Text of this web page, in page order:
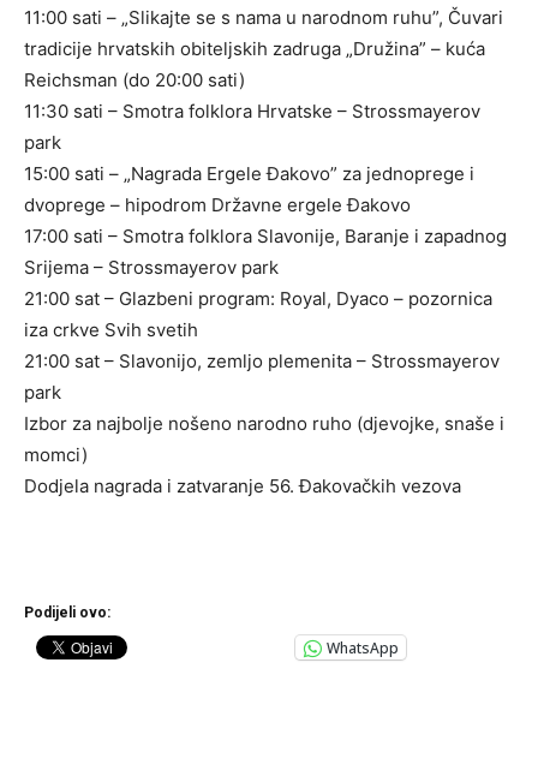
11:00 sati – „Slikajte se s nama u narodnom ruhu”, Čuvari
tradicije hrvatskih obiteljskih zadruga „Družina” – kuća
Reichsman (do 20:00 sati)
11:30 sati – Smotra folklora Hrvatske – Strossmayerov
park
15:00 sati – „Nagrada Ergele Đakovo” za jednoprege i
dvoprege – hipodrom Državne ergele Đakovo
17:00 sati – Smotra folklora Slavonije, Baranje i zapadnog
Srijema – Strossmayerov park
21:00 sat – Glazbeni program: Royal, Dyaco – pozornica
iza crkve Svih svetih
21:00 sat – Slavonijo, zemljo plemenita – Strossmayerov
park
Izbor za najbolje nošeno narodno ruho (djevojke, snaše i
momci)
Dodjela nagrada i zatvaranje 56. Đakovačkih vezova
Podijeli ovo:
WhatsApp